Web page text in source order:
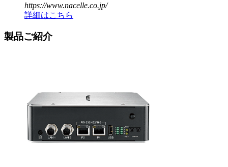
https://www.nacelle.co.jp/
詳細はこちら
製品ご紹介